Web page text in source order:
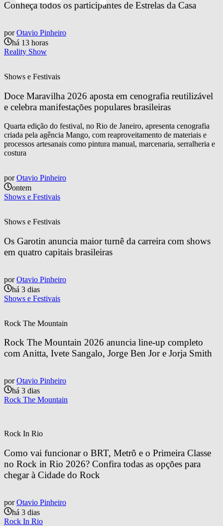
Conheça todos os participantes de Estrelas da Casa
por Otavio Pinheiro
há 13 horas
Reality Show
Shows e Festivais
Doce Maravilha 2026 aposta em cenografia reutilizável
e celebra manifestações populares brasileiras
Quarta edição do festival, no Rio de Janeiro, apresenta cenografia
criada pela agência Mango, com reaproveitamento de materiais e
processos artesanais como pintura manual, marcenaria, serralheria e
costura
por Otavio Pinheiro
ontem
Shows e Festivais
Shows e Festivais
Os Garotin anuncia maior turnê da carreira com shows
em quatro capitais brasileiras
por Otavio Pinheiro
há 3 dias
Shows e Festivais
Rock The Mountain
Rock The Mountain 2026 anuncia line-up completo
com Anitta, Ivete Sangalo, Jorge Ben Jor e Jorja Smith
por Otavio Pinheiro
há 3 dias
Rock The Mountain
Rock In Rio
Como vai funcionar o BRT, Metrô e o Primeira Classe
no Rock in Rio 2026? Confira todas as opções para
chegar à Cidade do Rock
por Otavio Pinheiro
há 3 dias
Rock In Rio